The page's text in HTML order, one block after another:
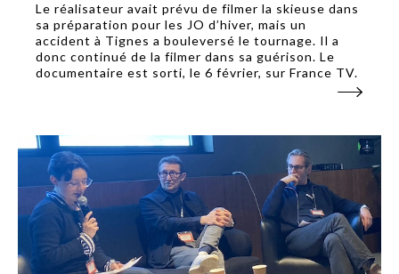
Le réalisateur avait prévu de filmer la skieuse dans
sa préparation pour les JO d’hiver, mais un
accident à Tignes a bouleversé le tournage. Il a
donc continué de la filmer dans sa guérison. Le
documentaire est sorti, le 6 février, sur France TV.